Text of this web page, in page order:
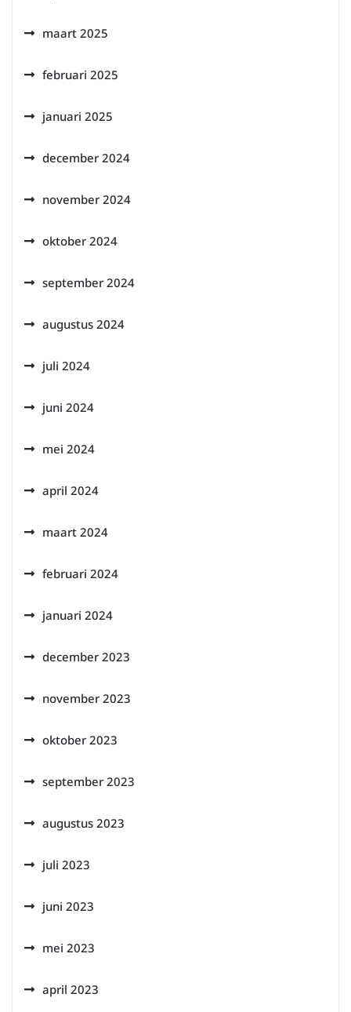
maart 2025
februari 2025
januari 2025
december 2024
november 2024
oktober 2024
september 2024
augustus 2024
juli 2024
juni 2024
mei 2024
april 2024
maart 2024
februari 2024
januari 2024
december 2023
november 2023
oktober 2023
september 2023
augustus 2023
juli 2023
juni 2023
mei 2023
april 2023